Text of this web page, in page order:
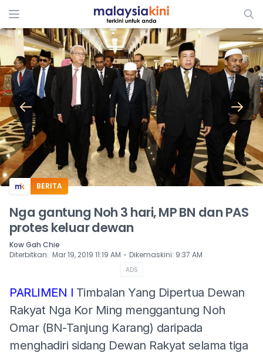
ADS
BERITA
Nga gantung Noh 3 hari, MP BN dan PAS
protes keluar dewan
Kow Gah Chie
Diterbitkan: Mar 19, 2019 11:19 AM ⋅ Dikemaskini: 9:37 AM
ADS
PARLIMEN l Timbalan Yang Dipertua Dewan
Rakyat Nga Kor Ming menggantung Noh
Omar (BN-Tanjung Karang) daripada
menghadiri sidang Dewan Rakyat selama tiga